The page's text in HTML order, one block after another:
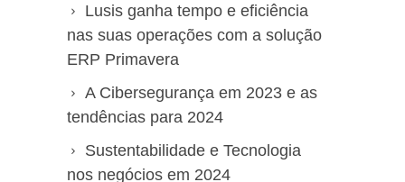
Lusis ganha tempo e eficiência
nas suas operações com a solução
ERP Primavera
A Cibersegurança em 2023 e as
tendências para 2024
Sustentabilidade e Tecnologia
nos negócios em 2024